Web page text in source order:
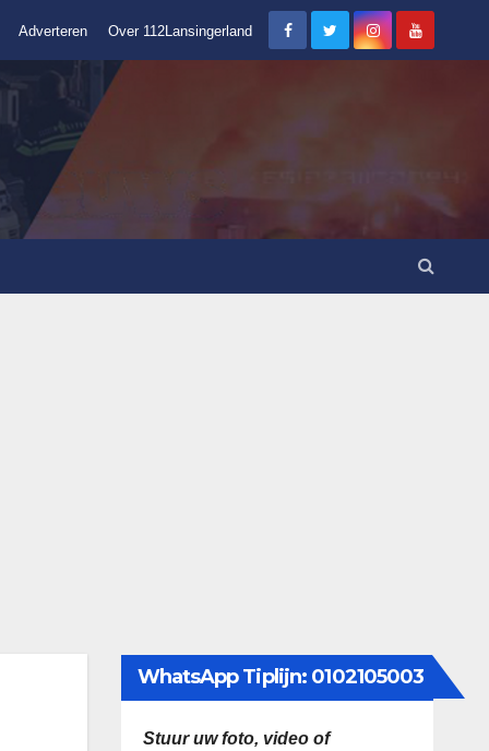
Adverteren Over 112Lansingerland
WhatsApp Tiplijn: 0102105003
Stuur uw foto, video of